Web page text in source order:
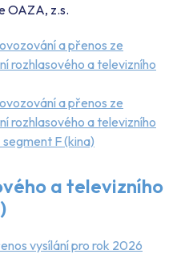
OAZA, z.s.
a přenos ze
rozhlasového a televizního
a přenos ze
rozhlasového a televizního
F (kina)
a televizního
vysílání pro rok 2026